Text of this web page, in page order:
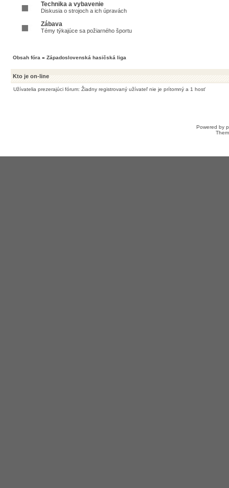
Technika a vybavenie
Diskusia o strojoch a ich úpravách
Zábava
Témy týkajúce sa požiarného športu
Obsah fóra » Západoslovenská hasičská liga
Kto je on-line
Užívatelia prezerajúci fórum: Žiadny registrovaný užívateľ nie je prítomný a 1 hosť
Powered by